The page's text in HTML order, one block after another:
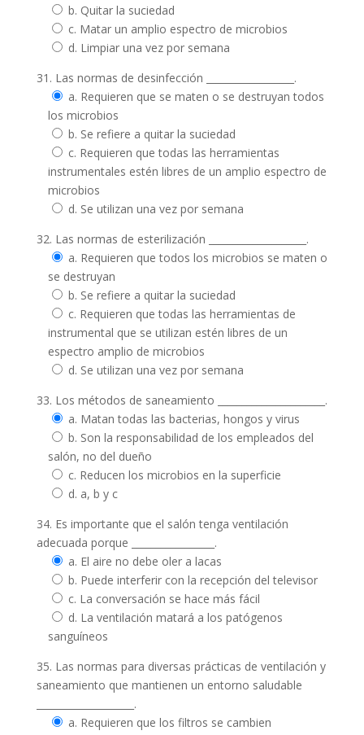
b. Quitar la suciedad
c. Matar un amplio espectro de microbios
d. Limpiar una vez por semana
31. Las normas de desinfección __________________.
a. Requieren que se maten o se destruyan todos
los microbios
b. Se refiere a quitar la suciedad
c. Requieren que todas las herramientas
instrumentales estén libres de un amplio espectro de
microbios
d. Se utilizan una vez por semana
32. Las normas de esterilización ____________________.
a. Requieren que todos los microbios se maten o
se destruyan
b. Se refiere a quitar la suciedad
c. Requieren que todas las herramientas de
instrumental que se utilizan estén libres de un
espectro amplio de microbios
d. Se utilizan una vez por semana
33. Los métodos de saneamiento ______________________.
a. Matan todas las bacterias, hongos y virus
b. Son la responsabilidad de los empleados del
salón, no del dueño
c. Reducen los microbios en la superficie
d. a, b y c
34. Es importante que el salón tenga ventilación
adecuada porque _________________.
a. El aire no debe oler a lacas
b. Puede interferir con la recepción del televisor
c. La conversación se hace más fácil
d. La ventilación matará a los patógenos
sanguíneos
35. Las normas para diversas prácticas de ventilación y
saneamiento que mantienen un entorno saludable
____________________.
a. Requieren que los filtros se cambien